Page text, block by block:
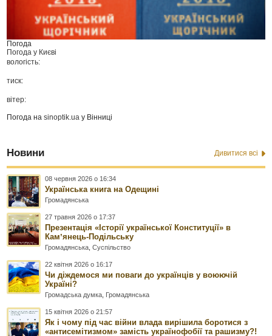
Погода
Погода у Києві
вологість:
тиск:
вітер:
Погода наsinoptik.ua у Вінниці
Новини Дивитися всі
08 червня 2026 о 16:34
Українська книга на Одещині
Громадянська
27 травня 2026 о 17:37
Презентація «Історії української Конституції» в
Камʼянець-Подільську
Громадянська ,Суспільство
22 квітня 2026 о 16:17
Чи діждемося ми поваги до українців у воюючій
Україні?
Громадська думка Громадянська
15 квітня 2026 о 21:57
Як і чому під час війни влада вирішила боротися з
«антисемітизмом» замість українофобії та рашизму?!